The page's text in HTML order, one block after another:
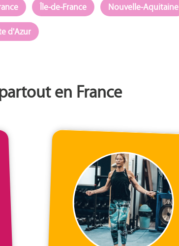
Île-de-France Nouvelle-Aquitaine
d'Azur
en France